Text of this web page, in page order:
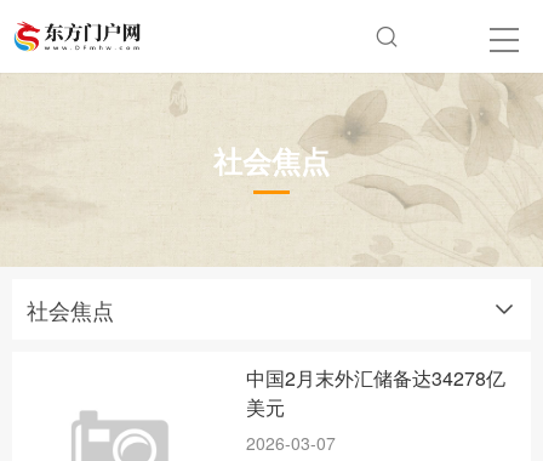
社会焦点
社会焦点
中国2月末外汇储备达34278亿
美元
2026-03-07